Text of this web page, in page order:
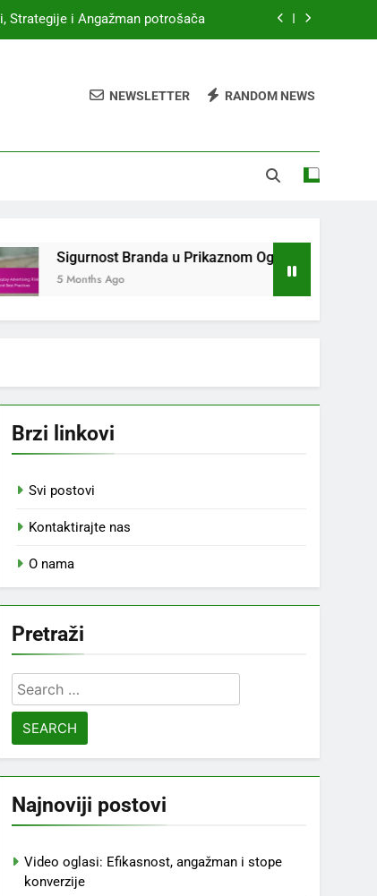
Strategije i Angažman potrošača
NEWSLETTER RANDOM NEWS
Sigurnost Branda u Prikaznom Oglašavanju: Rizici,
5 Months Ago
Brzi linkovi
Svi postovi
Kontaktirajte nas
O nama
Pretraži
Search
for:
Najnoviji postovi
Video oglasi: Efikasnost, angažman i stope
konverzije